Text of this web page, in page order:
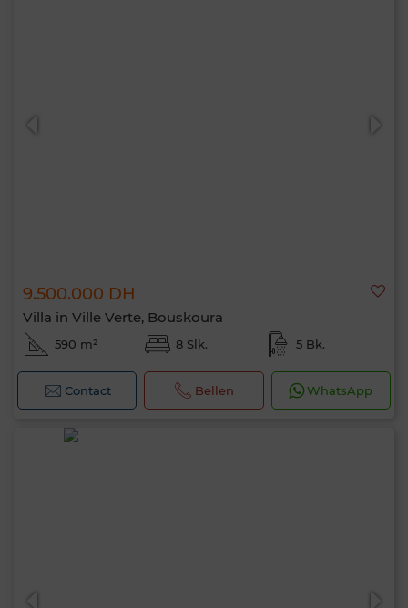
9.500.000 DH
Villa in Ville Verte, Bouskoura
590 m² 8 Slk. 5 Bk.
Contact Bellen WhatsApp